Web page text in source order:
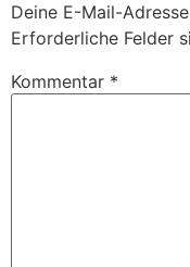
Deine E-Mail-
Erforderliche Felder
Kommentar *